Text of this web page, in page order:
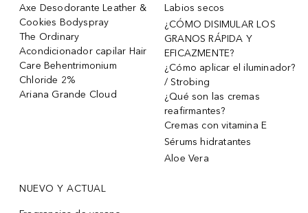
Axe Desodorante Leather &
Cookies Bodyspray
The Ordinary
Acondicionador capilar Hair
Care Behentrimonium
Chloride 2%
Ariana Grande Cloud
Labios secos
¿CÓMO DISIMULAR LOS
GRANOS RÁPIDA Y
EFICAZMENTE?
¿Cómo aplicar el iluminador?
/ Strobing
¿Qué son las cremas
reafirmantes?
Cremas con vitamina E
Sérums hidratantes
Aloe Vera
NUEVO Y ACTUAL